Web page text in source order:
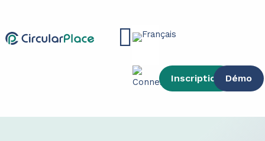
contenu
Main
Inscription Démo